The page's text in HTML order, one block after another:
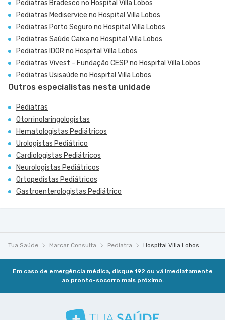
Pediatras Bradesco no Hospital Villa Lobos
Pediatras Mediservice no Hospital Villa Lobos
Pediatras Porto Seguro no Hospital Villa Lobos
Pediatras Saúde Caixa no Hospital Villa Lobos
Pediatras IDOR no Hospital Villa Lobos
Pediatras Vivest - Fundação CESP no Hospital Villa Lobos
Pediatras Usisaúde no Hospital Villa Lobos
Outros especialistas nesta unidade
Pediatras
Otorrinolaringologistas
Hematologistas Pediátricos
Urologistas Pediátrico
Cardiologistas Pediátricos
Neurologistas Pediátricos
Ortopedistas Pediátricos
Gastroenterologistas Pediátrico
Tua Saúde Marcar Consulta Pediatra Hospital Villa Lobos
Em caso de emergência médica, disque 192 ou vá imediatamente
ao pronto-socorro mais próximo.